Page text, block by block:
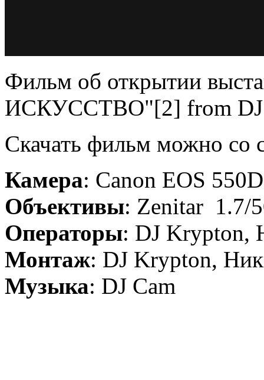
Фильм об открытии
ИСКУССТВО"[2] from DJ
Скачать фильм можно со
Камера: Canon EOS
Объективы: Zenitar 1.7/
Операторы: DJ Krypton,
Монтаж: DJ Krypton,
Музыка: DJ Cam